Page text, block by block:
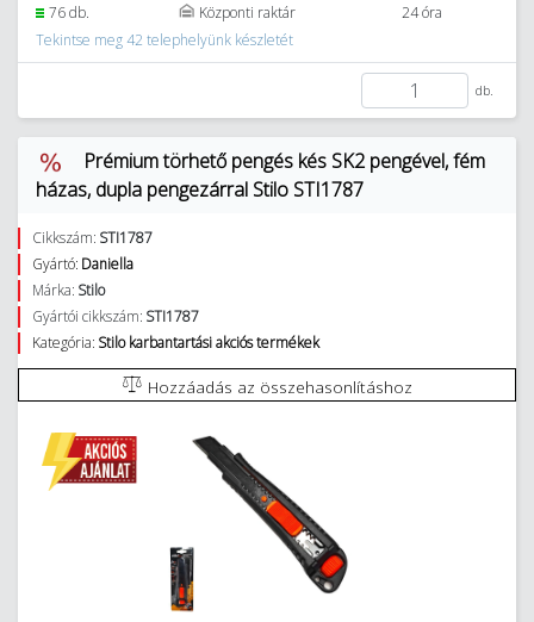
76 db. Központi raktár
24 óra
Tekintse meg 42 telephelyünk készletét
db.
Prémium törhető pengés kés SK2 pengével, fém
házas, dupla pengezárral Stilo STI1787
Cikkszám: STI1787
Gyártó: Daniella
Márka: Stilo
Gyártói cikkszám: STI1787
Kategória: Stilo karbantartási akciós termékek
Hozzáadás az összehasonlításhoz